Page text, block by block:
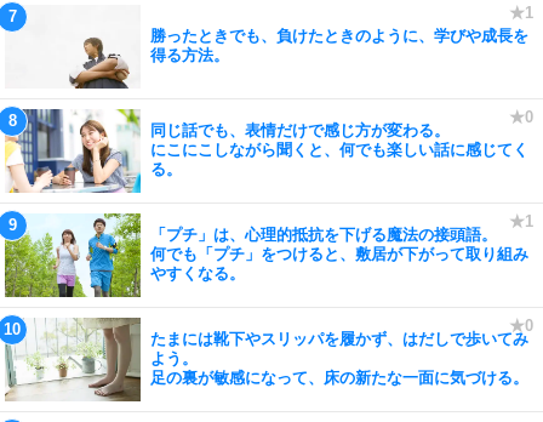
勝ったときでも、負けたときのように、学びや成長を
得る方法。
同じ話でも、表情だけで感じ方が変わる。
にこにこしながら聞くと、何でも楽しい話に感じてく
る。
「プチ」は、心理的抵抗を下げる魔法の接頭語。
何でも「プチ」をつけると、敷居が下がって取り組み
やすくなる。
たまには靴下やスリッパを履かず、はだしで歩いてみ
よう。
足の裏が敏感になって、床の新たな一面に気づける。